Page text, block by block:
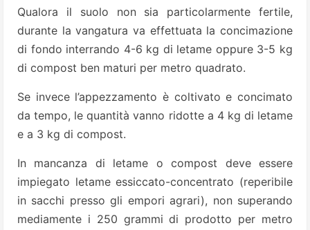
Qualora il suolo non sia particolarmente fertile,
durante la vangatura va effettuata la concimazione
di fondo interrando 4-6 kg di letame oppure 3-5 kg
di compost ben maturi per metro quadrato.
Se invece l’appezzamento è coltivato e concimato
da tempo, le quantità vanno ridotte a 4 kg di letame
e a 3 kg di compost.
In mancanza di letame o compost deve essere
impiegato letame essiccato-concentrato (reperibile
in sacchi presso gli empori agrari), non superando
mediamente i 250 grammi di prodotto per metro